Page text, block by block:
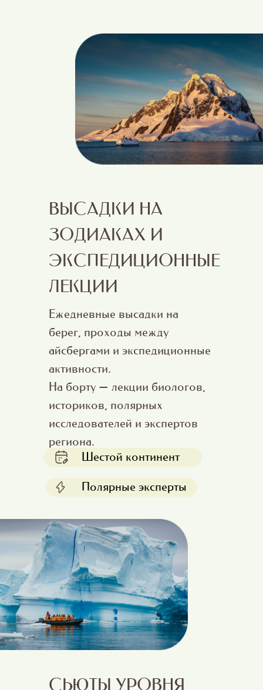
Шестой континент
Полярные эксперты
ВЫСАДКИ НА
ЗОДИАКАХ И
ЭКСПЕДИЦИОННЫЕ
ЛЕКЦИИ
Ежедневные высадки на
берег, проходы между
айсбергами и экспедиционные
активности.
На борту — лекции биологов,
историков, полярных
исследователей и экспертов
региона.
СЬЮТЫ УРОВНЯ